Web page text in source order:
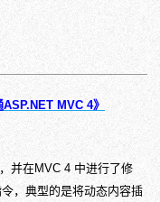
ASP.NET MVC 4》
并在MVC 4 中进行了修
，典型的是将动态内容插